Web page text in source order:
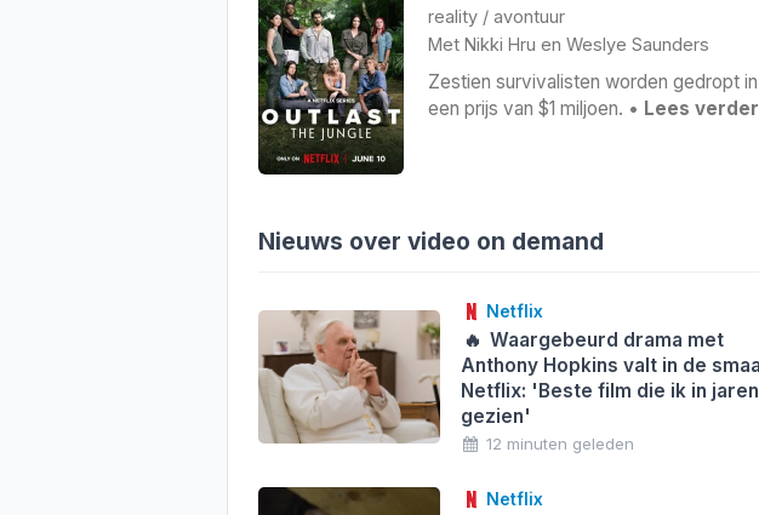
reality / avontuur
Met Nikki Hru en Weslye Saunders
Zestien survivalisten worden gedropt
een prijs van $1 miljoen. • Lees
Nieuws over video on demand
Netflix
🔥 Waargebeurd drama met
Anthony Hopkins valt in de
Netflix: 'Beste film die ik in
gezien'
12 minuten geleden
Netflix